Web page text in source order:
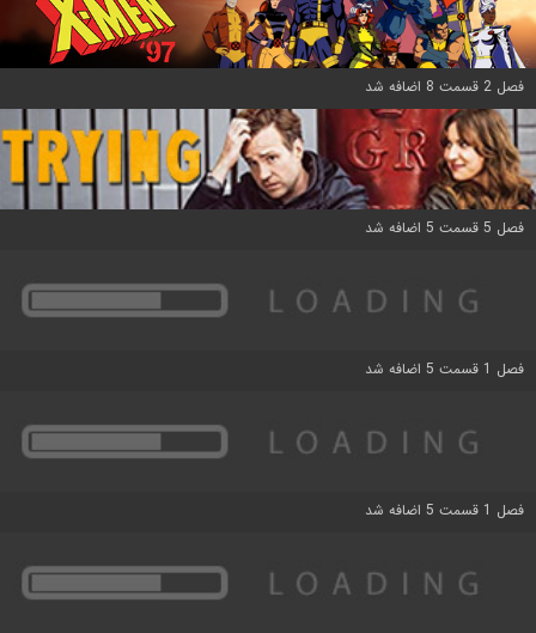
فصل 2 قسمت 8 اضافه شد
فصل 5 قسمت 5 اضافه شد
فصل 1 قسمت 5 اضافه شد
فصل 1 قسمت 5 اضافه شد